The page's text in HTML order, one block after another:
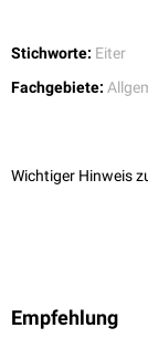
Stichworte: Eiter
Fachgebiete:
Wichtiger Hinweis
Empfehlung